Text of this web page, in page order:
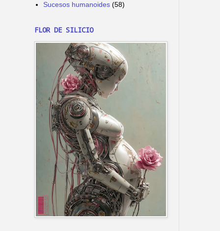
Sucesos humanoides (58)
FLOR DE SILICIO